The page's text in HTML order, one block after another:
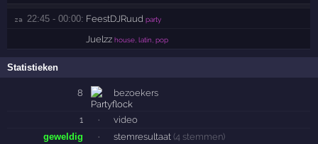
za 22:45 - 00:00: FeestDJRuud party
Juelzz house, latin, pop
Statistieken
8 bezoekers
1 ·
video
geweldig
· stemresultaat (4 stemmen)